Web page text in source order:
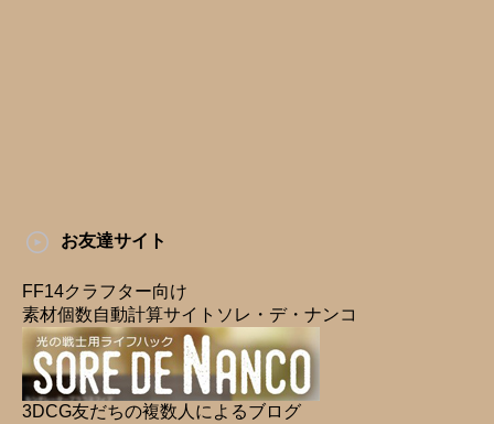
お友達サイト
FF14クラフター向け
素材個数自動計算サイトソレ・デ・ナンコ
3DCG友だちの複数人によるブログ